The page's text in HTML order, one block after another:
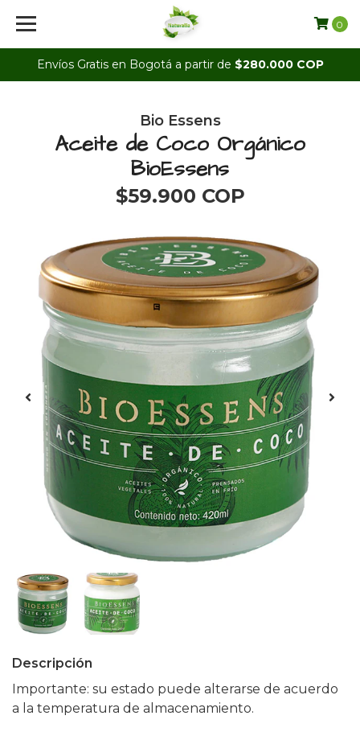
Envíos Gratis en Bogotá a partir de $280.000 COP
0
Bio Essens
Aceite de Coco Orgánico
BioEssens
$59.900 COP
Descripción
Importante: su estado puede alterarse de acuerdo
a la temperatura de almacenamiento.